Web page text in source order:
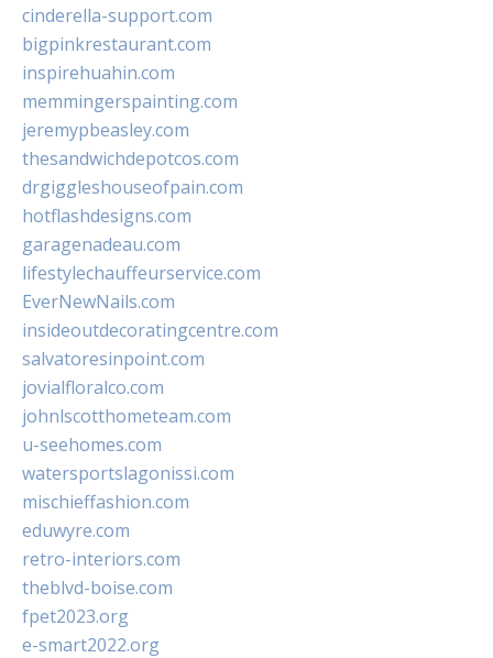
cinderella-support.com
bigpinkrestaurant.com
inspirehuahin.com
memmingerspainting.com
jeremypbeasley.com
thesandwichdepotcos.com
drgiggleshouseofpain.com
hotflashdesigns.com
garagenadeau.com
lifestylechauffeurservice.com
EverNewNails.com
insideoutdecoratingcentre.com
salvatoresinpoint.com
jovialfloralco.com
johnlscotthometeam.com
u-seehomes.com
watersportslagonissi.com
mischieffashion.com
eduwyre.com
retro-interiors.com
theblvd-boise.com
fpet2023.org
e-smart2022.org